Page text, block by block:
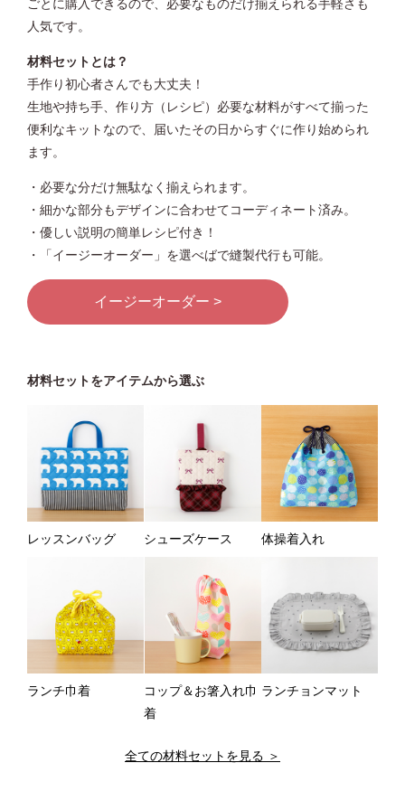
ごとに購入できるので、必要なものだけ揃えられる手軽さも
人気です。
材料セットとは？
手作り初心者さんでも大丈夫！
生地や持ち手、作り方（レシピ）必要な材料がすべて揃った
便利なキットなので、届いたその日からすぐに作り始められ
ます。
・必要な分だけ無駄なく揃えられます。
・細かな部分もデザインに合わせてコーディネート済み。
・優しい説明の簡単レシピ付き！
・「イージーオーダー」を選べばで縫製代行も可能。
イージーオーダー >
材料セットをアイテムから選ぶ
レッスンバッグ シューズケース 体操着入れ
ランチ巾着
コップ＆お箸入れ巾
着
ランチョンマット
全ての材料セットを見る ＞